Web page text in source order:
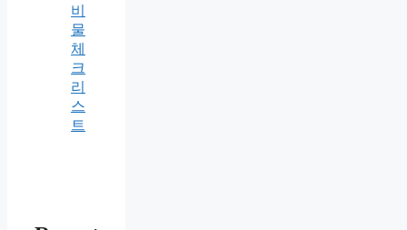
비
물
체
크
리
스
트